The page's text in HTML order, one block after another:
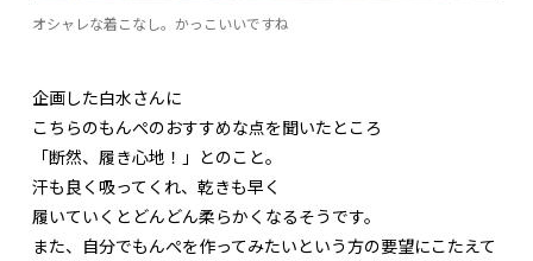
オシャレな着こなし。かっこいいですね
企画した白水さんに
こちらのもんぺのおすすめな点を聞いたところ
「断然、履き心地！」とのこと。
汗も良く吸ってくれ、乾きも早く
履いていくとどんどん柔らかくなるそうです。
また、自分でもんぺを作ってみたいという方の要望にこたえて